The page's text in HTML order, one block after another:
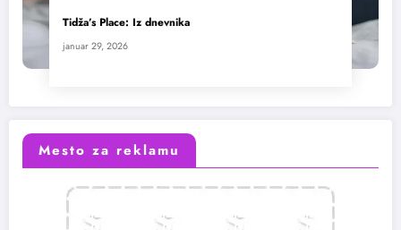
Tidža’s Place: Iz dnevnika
januar 29, 2026
Mesto za reklamu